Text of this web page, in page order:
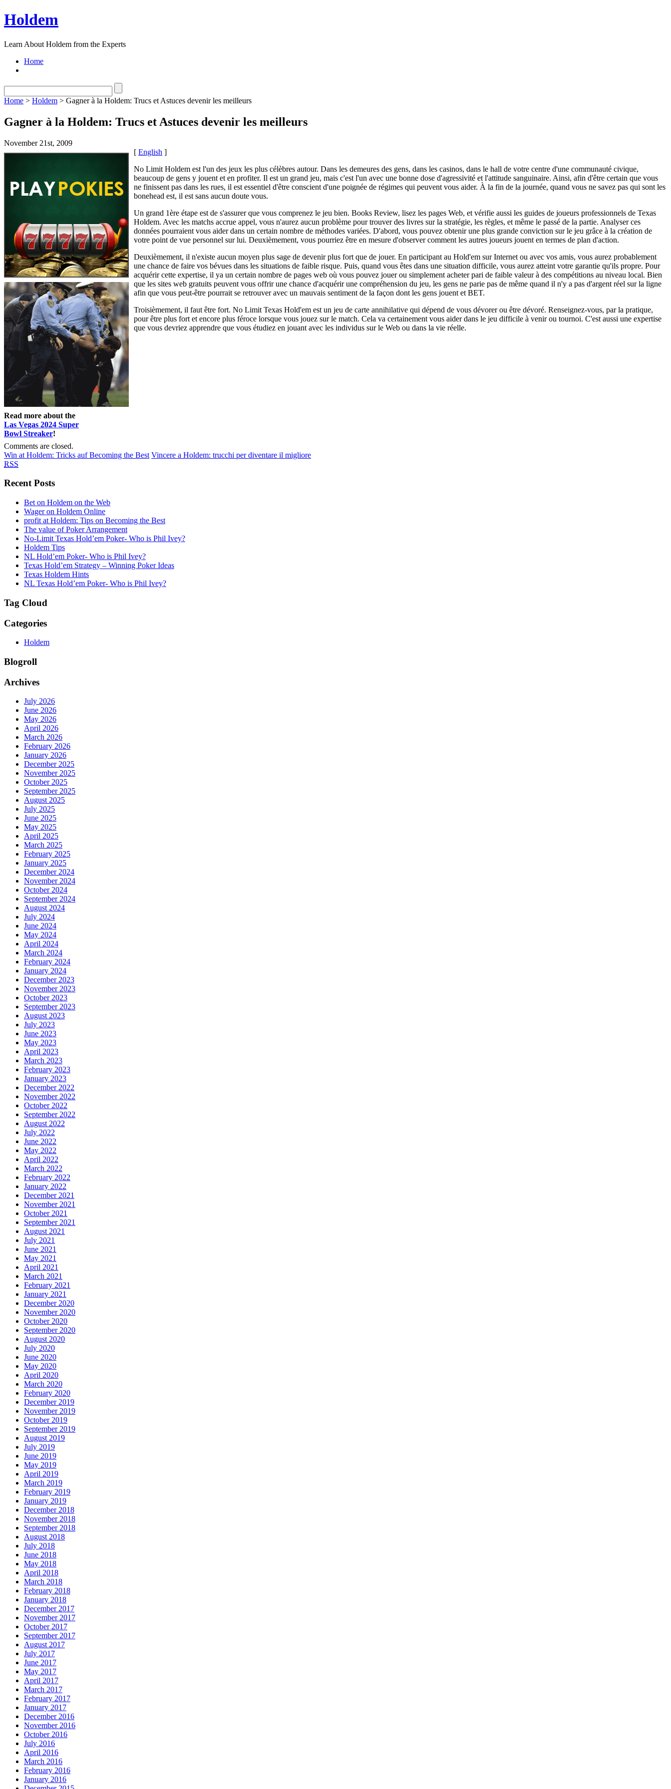
Holdem
Learn About Holdem from the Experts
Home
Home > Holdem > Gagner à la Holdem: Trucs et Astuces devenir les meilleurs
Gagner à la Holdem: Trucs et Astuces devenir les meilleurs
November 21st, 2009
Read more about the
Las Vegas 2024 Super
Bowl Streaker!
[ English ]
No Limit Holdem est l'un des jeux les plus célèbres autour. Dans les demeures des gens, dans les casinos, dans le hall de votre centre d'une communauté civique,
beaucoup de gens y jouent et en profiter. Il est un grand jeu, mais c'est l'un avec une bonne dose d'agressivité et l'attitude sanguinaire. Ainsi, afin d'être certain que vous
ne finissent pas dans les rues, il est essentiel d'être conscient d'une poignée de régimes qui peuvent vous aider. À la fin de la journée, quand vous ne savez pas qui sont les
bonehead est, il est sans aucun doute vous.
Un grand 1ère étape est de s'assurer que vous comprenez le jeu bien. Books Review, lisez les pages Web, et vérifie aussi les guides de joueurs professionnels de Texas
Holdem. Avec les matchs accrue appel, vous n'aurez aucun problème pour trouver des livres sur la stratégie, les règles, et même le passé de la partie. Analyser ces
données pourraient vous aider dans un certain nombre de méthodes variées. D'abord, vous pouvez obtenir une plus grande conviction sur le jeu grâce à la création de
votre point de vue personnel sur lui. Deuxièmement, vous pourriez être en mesure d'observer comment les autres joueurs jouent en termes de plan d'action.
Deuxièmement, il n'existe aucun moyen plus sage de devenir plus fort que de jouer. En participant au Hold'em sur Internet ou avec vos amis, vous aurez probablement
une chance de faire vos bévues dans les situations de faible risque. Puis, quand vous êtes dans une situation difficile, vous aurez atteint votre garantie qu'ils propre. Pour
acquérir cette expertise, il ya un certain nombre de pages web où vous pouvez jouer ou simplement acheter pari de faible valeur à des compétitions au niveau local. Bien
que les sites web gratuits peuvent vous offrir une chance d'acquérir une compréhension du jeu, les gens ne parie pas de même quand il n'y a pas d'argent réel sur la ligne
afin que vous peut-être pourrait se retrouver avec un mauvais sentiment de la façon dont les gens jouent et BET.
Troisièmement, il faut être fort. No Limit Texas Hold'em est un jeu de carte annihilative qui dépend de vous dévorer ou être dévoré. Renseignez-vous, par la pratique,
pour être plus fort et encore plus féroce lorsque vous jouez sur le match. Cela va certainement vous aider dans le jeu difficile à venir ou tournoi. C'est aussi une expertise
que vous devriez apprendre que vous étudiez en jouant avec les individus sur le Web ou dans la vie réelle.
Comments are closed.
Win at Holdem: Tricks auf Becoming the Best Vincere a Holdem: trucchi per diventare il migliore
RSS
Recent Posts
Bet on Holdem on the Web
Wager on Holdem Online
profit at Holdem: Tips on Becoming the Best
The value of Poker Arrangement
No-Limit Texas Hold’em Poker- Who is Phil Ivey?
Holdem Tips
NL Hold’em Poker- Who is Phil Ivey?
Texas Hold’em Strategy – Winning Poker Ideas
Texas Holdem Hints
NL Texas Hold’em Poker- Who is Phil Ivey?
Tag Cloud
Categories
Holdem
Blogroll
Archives
July 2026
June 2026
May 2026
April 2026
March 2026
February 2026
January 2026
December 2025
November 2025
October 2025
September 2025
August 2025
July 2025
June 2025
May 2025
April 2025
March 2025
February 2025
January 2025
December 2024
November 2024
October 2024
September 2024
August 2024
July 2024
June 2024
May 2024
April 2024
March 2024
February 2024
January 2024
December 2023
November 2023
October 2023
September 2023
August 2023
July 2023
June 2023
May 2023
April 2023
March 2023
February 2023
January 2023
December 2022
November 2022
October 2022
September 2022
August 2022
July 2022
June 2022
May 2022
April 2022
March 2022
February 2022
January 2022
December 2021
November 2021
October 2021
September 2021
August 2021
July 2021
June 2021
May 2021
April 2021
March 2021
February 2021
January 2021
December 2020
November 2020
October 2020
September 2020
August 2020
July 2020
June 2020
May 2020
April 2020
March 2020
February 2020
December 2019
November 2019
October 2019
September 2019
August 2019
July 2019
June 2019
May 2019
April 2019
March 2019
February 2019
January 2019
December 2018
November 2018
September 2018
August 2018
July 2018
June 2018
May 2018
April 2018
March 2018
February 2018
January 2018
December 2017
November 2017
October 2017
September 2017
August 2017
July 2017
June 2017
May 2017
April 2017
March 2017
February 2017
January 2017
December 2016
November 2016
October 2016
July 2016
April 2016
March 2016
February 2016
January 2016